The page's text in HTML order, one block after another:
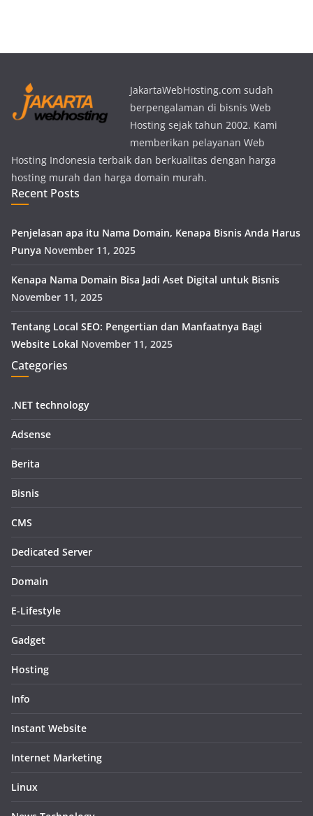
JakartaWebHosting.com sudah
berpengalaman di bisnis Web
Hosting sejak tahun 2002. Kami
memberikan pelayanan Web
Hosting Indonesia terbaik dan berkualitas dengan harga
hosting murah dan harga domain murah.
Recent Posts
Penjelasan apa itu Nama Domain, Kenapa Bisnis Anda Harus
Punya November 11, 2025
Kenapa Nama Domain Bisa Jadi Aset Digital untuk Bisnis
November 11, 2025
Tentang Local SEO: Pengertian dan Manfaatnya Bagi
Website Lokal November 11, 2025
Categories
.NET technology
Adsense
Berita
Bisnis
CMS
Dedicated Server
Domain
E-Lifestyle
Gadget
Hosting
Info
Instant Website
Internet Marketing
Linux